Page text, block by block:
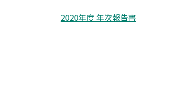
2020年度 年次報告書